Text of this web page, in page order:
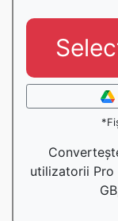
utilizatorii Pro